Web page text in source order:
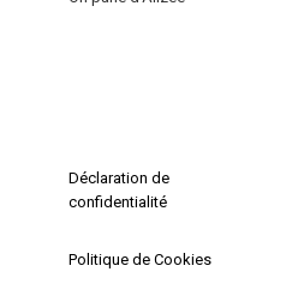
Déclaration de
confidentialité
Politique de Cookies